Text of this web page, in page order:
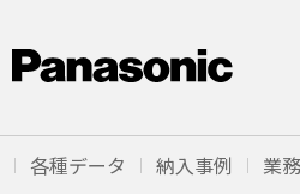
各種データ 納入事例 業